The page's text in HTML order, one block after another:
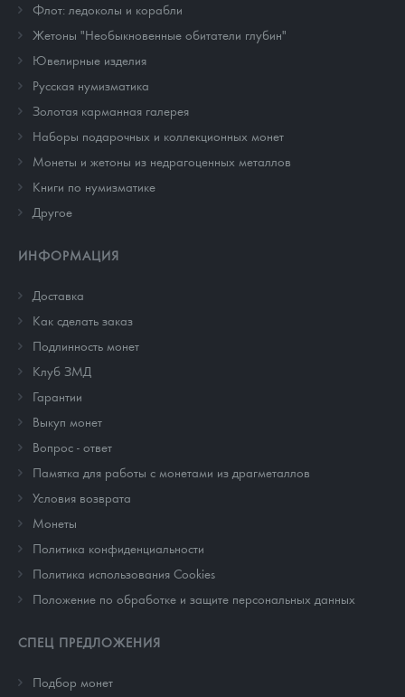
Флот: ледоколы и корабли
Жетоны "Необыкновенные обитатели глубин"
Ювелирные изделия
Русская нумизматика
Золотая карманная галерея
Наборы подарочных и коллекционных монет
Монеты и жетоны из недрагоценных металлов
Книги по нумизматике
Другое
ИНФОРМАЦИЯ
Доставка
Как сделать заказ
Подлинность монет
Клуб ЗМД
Гарантии
Выкуп монет
Вопрос - ответ
Памятка для работы с монетами из драгметаллов
Условия возврата
Монеты
Политика конфиденциальности
Политика использования Cookies
Положение по обработке и защите персональных данных
СПЕЦ ПРЕДЛОЖЕНИЯ
Подбор монет